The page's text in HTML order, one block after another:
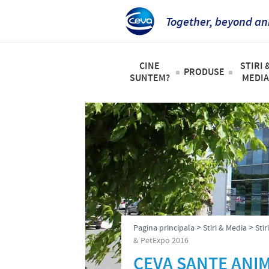
Together, beyond
CINE
SUNTEM?
Ceva in Romania
Viziunea noastra
Prezentare generala
Valorile noastre
Productie
Cercetare si dezvoltare
PRODUSE
Lista de produse
Pasari
Suine
Rumegatoare
Animale de
STIRI
MEDIA
Pagina principala>Stiri & Media>
& PetExpo 2016
CEVA SANTE